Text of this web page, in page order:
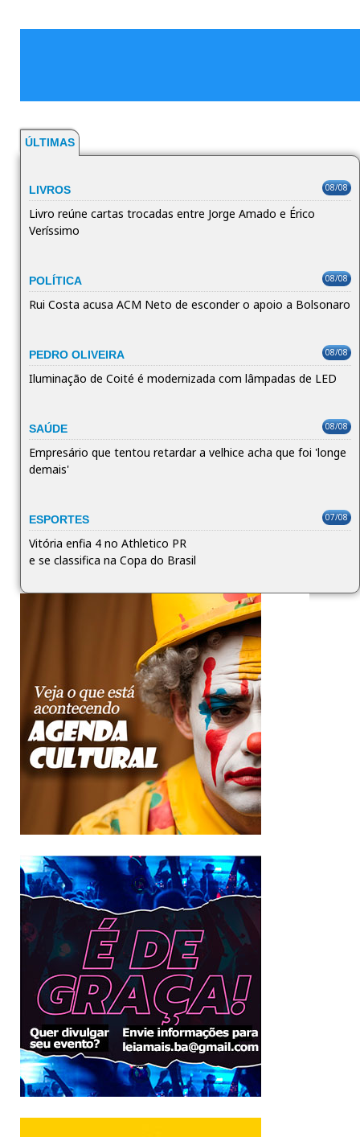
ÚLTIMAS
LIVROS 08/08
Livro reúne cartas trocadas entre Jorge Amado e Érico
Veríssimo
POLÍTICA 08/08
Rui Costa acusa ACM Neto de esconder o apoio a Bolsonaro
PEDRO OLIVEIRA 08/08
Iluminação de Coité é modernizada com lâmpadas de LED
SAÚDE 08/08
Empresário que tentou retardar a velhice acha que foi 'longe
demais'
ESPORTES 07/08
Vitória enfia 4 no Athletico PR
e se classifica na Copa do Brasil